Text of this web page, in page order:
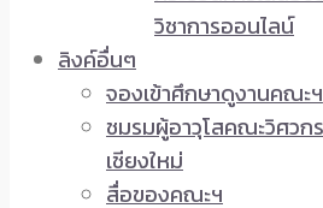
วิชาการออนไลน์
ลิงค์อื่นๆ
จองเข้าศึกษาดูงานคณะฯ
ชมรมผู้อาวุโสคณะวิศวก
เชียงใหม่
สื่อของคณะฯ